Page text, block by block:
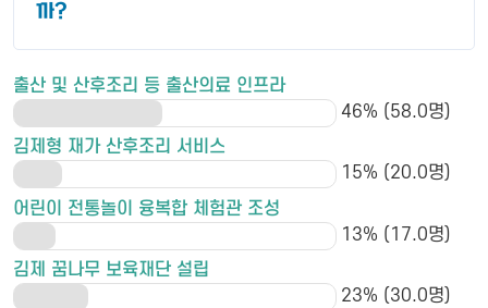
까?
출산 및 산후조리 등 출산의료 인프라
46% (58.0명)
김제형 재가 산후조리 서비스
15% (20.0명)
어린이 전통놀이 융복합 체험관 조성
13% (17.0명)
김제 꿈나무 보육재단 설립
23% (30.0명)